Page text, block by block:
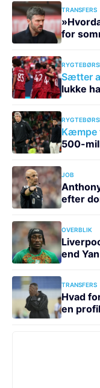
TRANSFERS
for
Sætter
lukke
Kæmpe
500-
JOB
efter
OVERBLIK
end
TRANSFERS
Hvad
en